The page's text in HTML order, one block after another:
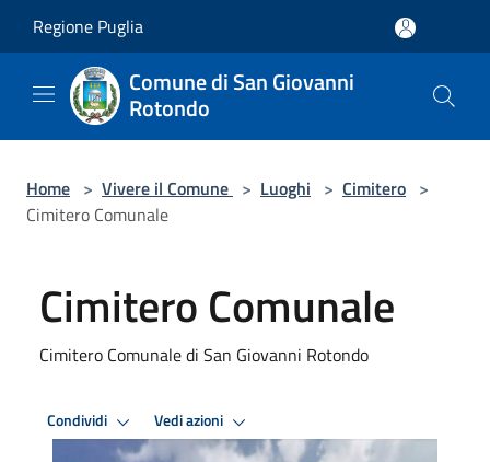
Regione Puglia
Comune di San Giovanni
Rotondo
Home > Vivere il Comune > Luoghi > Cimitero >
Cimitero Comunale
Cimitero Comunale
Cimitero Comunale di San Giovanni Rotondo
Condividi Vedi azioni